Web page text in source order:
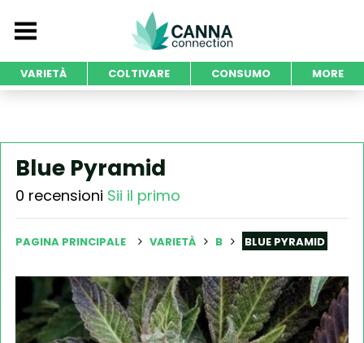
VARIETÀ COLTIVARE CONSUMO MORE
Blue Pyramid
0 recensioni Sii il primo
PAGINA PRINCIPALE VARIETÀ B BLUE PYRAMID